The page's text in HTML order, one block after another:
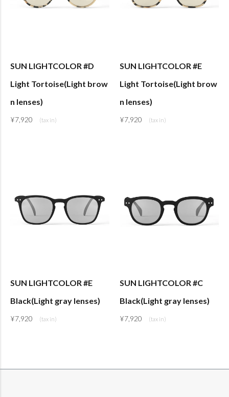
SUN LIGHTCOLOR #D
Light Tortoise(Light brow
n lenses)
¥7,920
SUN LIGHTCOLOR #E
Light Tortoise(Light brow
n lenses)
¥7,920
SUN LIGHTCOLOR #E
Black(Light gray lenses)
¥7,920
SUN LIGHTCOLOR #C
Black(Light gray lenses)
¥7,920